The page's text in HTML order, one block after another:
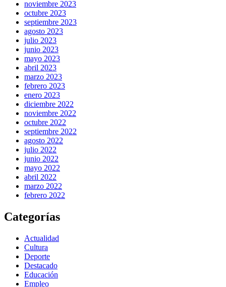
noviembre 2023
octubre 2023
septiembre 2023
agosto 2023
julio 2023
junio 2023
mayo 2023
abril 2023
marzo 2023
febrero 2023
enero 2023
diciembre 2022
noviembre 2022
octubre 2022
septiembre 2022
agosto 2022
julio 2022
junio 2022
mayo 2022
abril 2022
marzo 2022
febrero 2022
Categorías
Actualidad
Cultura
Deporte
Destacado
Educación
Empleo